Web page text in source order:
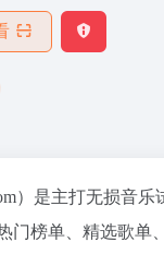
）是主打无损音
门榜单、精选歌单